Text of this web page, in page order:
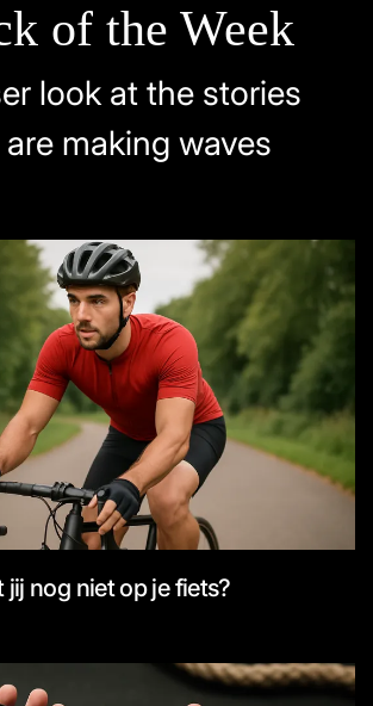
of the Week
look at the stories
making waves
nog niet op je fiets?